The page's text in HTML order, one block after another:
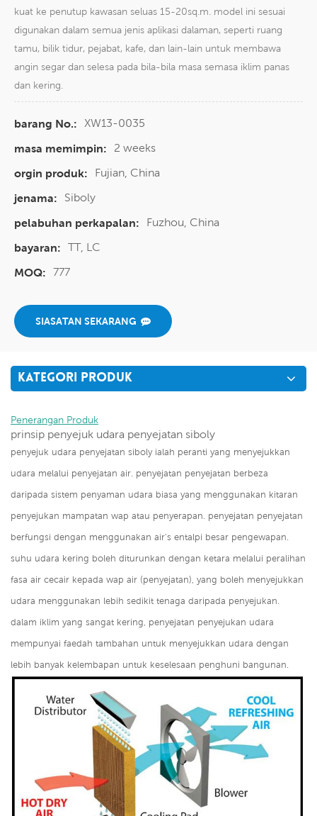
kuat ke penutup kawasan seluas 15-20sq.m. model ini sesuai
digunakan dalam semua jenis aplikasi dalaman, seperti ruang
tamu, bilik tidur, pejabat, kafe, dan lain-lain untuk membawa
angin segar dan selesa pada bila-bila masa semasa iklim panas
dan kering.
barang No.: XW13-0035
masa memimpin:
2 weeks
orgin produk:
Fujian, China
jenama:
Siboly
pelabuhan perkapalan:
Fuzhou, China
bayaran: TT, LC
MOQ: 777
SIASATAN SEKARANG
KATEGORI PRODUK
Penerangan Produk
prinsip penyejuk udara penyejatan siboly
penyejuk udara penyejatan siboly ialah peranti yang menyejukkan
udara melalui penyejatan air. penyejatan penyejatan berbeza
daripada sistem penyaman udara biasa yang menggunakan kitaran
penyejukan mampatan wap atau penyerapan. penyejatan penyejatan
berfungsi dengan menggunakan air's entalpi besar pengewapan.
suhu udara kering boleh diturunkan dengan ketara melalui peralihan
fasa air cecair kepada wap air (penyejatan), yang boleh menyejukkan
udara menggunakan lebih sedikit tenaga daripada penyejukan.
dalam iklim yang sangat kering, penyejatan penyejukan udara
mempunyai faedah tambahan untuk menyejukkan udara dengan
lebih banyak kelembapan untuk keselesaan penghuni bangunan.